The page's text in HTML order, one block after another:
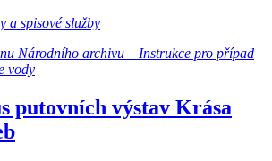
a spisové služby
Národního archivu – Instrukce pro případ
vody
putovních výstav Krása